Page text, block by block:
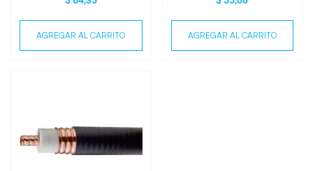
AGREGAR AL CARRITO AGREGAR AL CARRITO